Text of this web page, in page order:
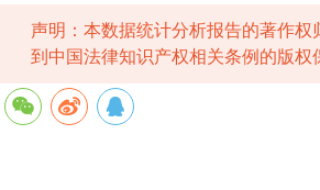
声明：本数据统计分析报告的著作
到中国法律知识产权相关条例的版权